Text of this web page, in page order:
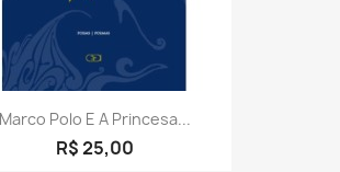
Marco Polo E A Princesa...
R$ 25,00